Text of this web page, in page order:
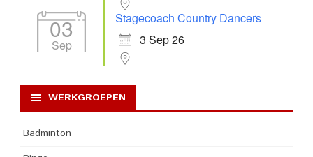
03
Sep
Stagecoach Country Dancers
3 Sep 26
WERKGROEPEN
Badminton